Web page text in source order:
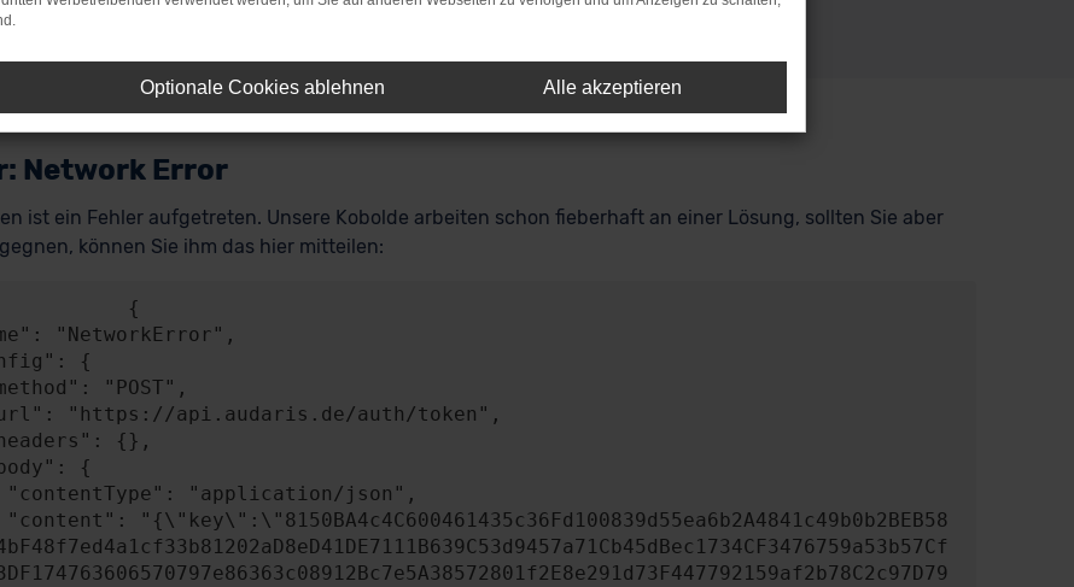
Network Error
ist ein Fehler aufgetreten. Unsere Kobolde arbeiten schon fieberhaft an einer Lösung, sollten Sie aber
können Sie ihm das hier mitteilen:
Optionale Cookies ablehnen Alle akzeptieren